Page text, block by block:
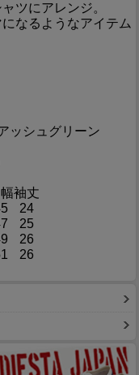
ツにアレンジ。
なるようなアイテム
ッシュグリーン
袖丈
24
25
26
26